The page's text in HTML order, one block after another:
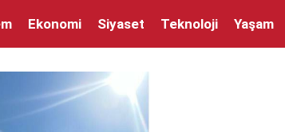
Ekonomi Siyaset Teknoloji Yaşam